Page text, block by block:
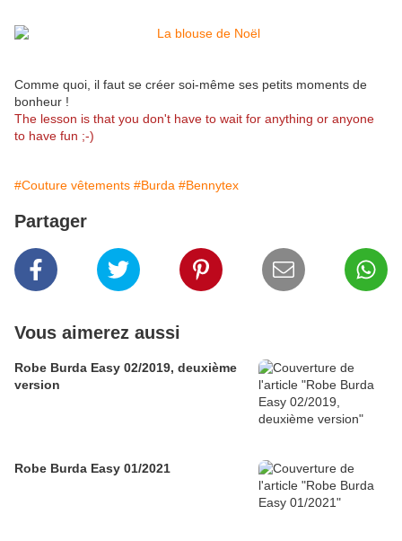
Comme quoi, il faut se créer soi-même ses petits moments de
bonheur !
The lesson is that you don't have to wait for anything or anyone
to have fun ;-)
#Couture vêtements #Burda #Bennytex
Partager
Vous aimerez aussi
Robe Burda Easy 02/2019, deuxième
version
Robe Burda Easy 01/2021